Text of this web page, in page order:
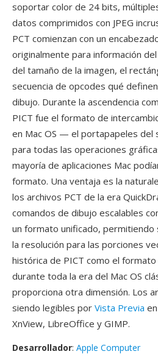
soportar color de 24 bits,
datos comprimidos con JPEG
PCT comienzan con un
originalmente para información
del tamaño de la imagen, el
secuencia de opcodes qué
dibujo. Durante la ascendencia
PICT fue el formato de
en Mac OS — el portapapeles del
para todas las operaciones
mayoría de aplicaciones Mac
formato. Una ventaja es la
los archivos PCT de la era
comandos de dibujo escalables
un formato unificado, permitiendo
la resolución para las porciones
histórica de PICT como el
durante toda la era del Mac OS
proporciona otra dimensión. Los
siendo legibles por Vista Previa
XnView, LibreOffice y GIMP.
Desarrollador: Apple Computer